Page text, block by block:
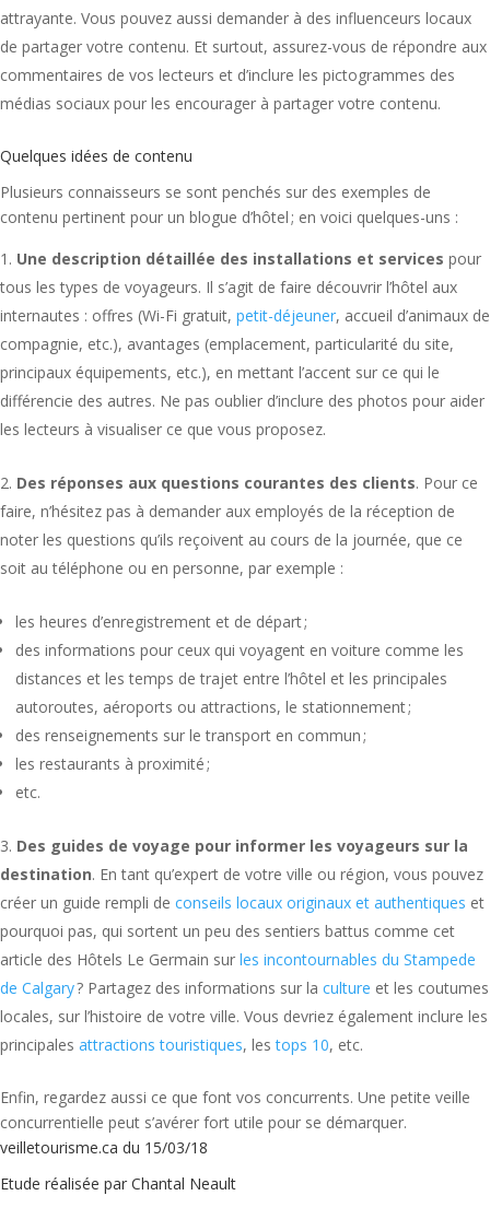
attrayante. Vous pouvez aussi demander à des influenceurs locaux
de partager votre contenu. Et surtout, assurez-vous de répondre aux
commentaires de vos lecteurs et d’inclure les pictogrammes des
médias sociaux pour les encourager à partager votre contenu.
Quelques idées de contenu
Plusieurs connaisseurs se sont penchés sur des exemples de
contenu pertinent pour un blogue d’hôtel ; en voici quelques-uns :
Une description détaillée des installations et services pour
tous les types de voyageurs. Il s’agit de faire découvrir l’hôtel aux
internautes : offres (Wi-Fi gratuit, petit-déjeuner, accueil d’animaux de
compagnie, etc.), avantages (emplacement, particularité du site,
principaux équipements, etc.), en mettant l’accent sur ce qui le
différencie des autres. Ne pas oublier d’inclure des photos pour aider
les lecteurs à visualiser ce que vous proposez.
Des réponses aux questions courantes des clients. Pour ce
faire, n’hésitez pas à demander aux employés de la réception de
noter les questions qu’ils reçoivent au cours de la journée, que ce
soit au téléphone ou en personne, par exemple :
les heures d’enregistrement et de départ ;
des informations pour ceux qui voyagent en voiture comme les
distances et les temps de trajet entre l’hôtel et les principales
autoroutes, aéroports ou attractions, le stationnement ;
des renseignements sur le transport en commun ;
les restaurants à proximité ;
etc.
Des guides de voyage pour informer les voyageurs sur la
destination. En tant qu’expert de votre ville ou région, vous pouvez
créer un guide rempli de conseils locaux originaux et authentiques et
pourquoi pas, qui sortent un peu des sentiers battus comme cet
article des Hôtels Le Germain sur les incontournables du Stampede
de Calgary? Partagez des informations sur la culture et les coutumes
locales, sur l’histoire de votre ville. Vous devriez également inclure les
principales attractions touristiques, lestops 10, etc.
Enfin, regardez aussi ce que font vos concurrents. Une petite veille
concurrentielle peut s’avérer fort utile pour se démarquer.
veilletourisme.ca du 15/03/18
Etude réalisée par Chantal Neault